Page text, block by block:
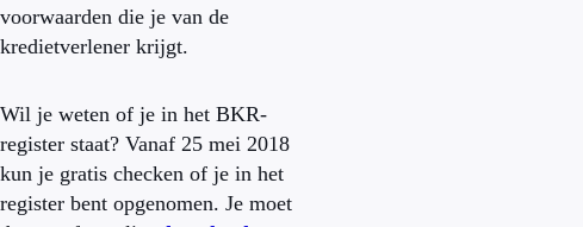
voorwaarden die je van de
kredietverlener krijgt.
Wil je weten of je in het BKR-
register staat? Vanaf 25 mei 2018
kun je gratis checken of je in het
register bent opgenomen. Je moet